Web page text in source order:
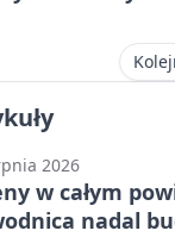
2026
w całym
nadal